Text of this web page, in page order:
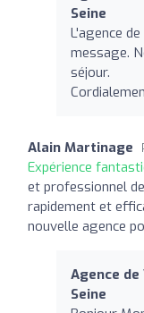
Seine
L'agence
message.
séjour.
Alain Martinage
Expérience
et professionnel
rapidement et
nouvelle agence
Agence
Seine